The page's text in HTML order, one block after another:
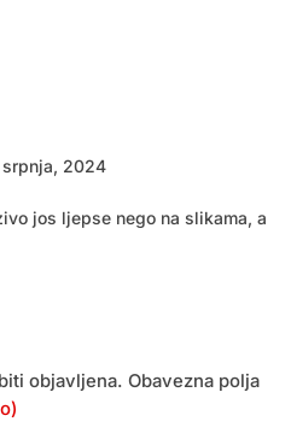
2024
jos ljepse nego na slikama, a
objavljena. Obavezna polja